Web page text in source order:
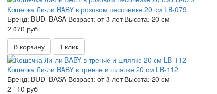
Кошечка Ли-ли BABY в розовом песочнике 20 см LB-079
Бренд: BUDI BASA Возраст: от 3 лет Высота: 20 см
2 070 руб
В корзину
1 клик
Кошечка Ли-ли BABY в тренче и шляпке 20 см LB-112
Бренд: BUDI BASA Возраст: от 3 лет Высота: 20 см
2 110 руб